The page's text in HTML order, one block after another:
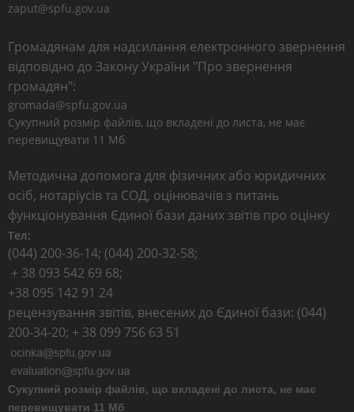
zaput@spfu.gov.ua
Громадянам для надсилання електронного звернення
відповідно до Закону України "Про звернення
громадян":
gromada@spfu.gov.ua
Сукупний розмір файлів, що вкладені до листа, не має
перевищувати 11 Мб
Методична допомога для фізичних або юридичних
осіб, нотаріусів та СОД, оцінювачів з питань
функціонування Єдиної бази даних звітів про оцінку
Тел:
(044) 200-36-14; (044) 200-32-58;
+ 38 093 542 69 68;
+38 095 142 91 24
рецензування звітів, внесених до Єдиної бази: (044)
200-34-20; + 38 099 756 63 51
Сукупний розмір файлів, що вкладені до листа, не має
перевищувати 11 Мб